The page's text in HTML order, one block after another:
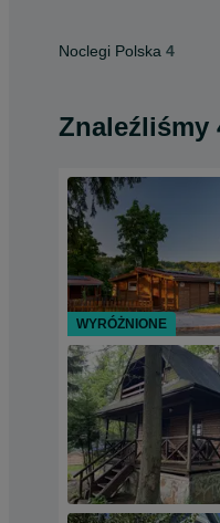
Noclegi Polska 4
Znaleźliśmy
WYRÓŻNIONE